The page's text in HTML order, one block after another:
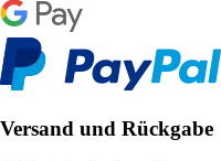
Versand und Rückgabe